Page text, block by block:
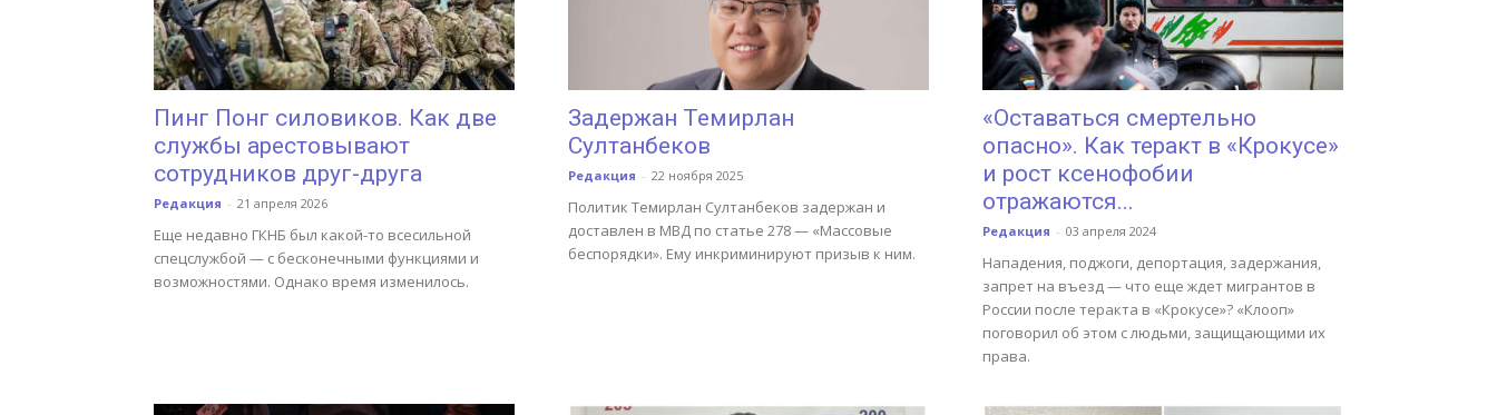
Пинг Понг силовиков. Как две
службы арестовывают
сотрудников друг-друга
Редакция - 21 апреля 2026
Еще недавно ГКНБ был какой-то всесильной
спецслужбой — с бесконечными функциями и
возможностями. Однако время изменилось.
Задержан Темирлан
Султанбеков
Редакция - 22 ноября 2025
Политик Темирлан Султанбеков задержан и
доставлен в МВД по статье 278 — «Массовые
беспорядки». Ему инкриминируют призыв к ним.
«Оставаться смертельно
опасно». Как теракт в «Крокусе»
и рост ксенофобии
отражаются...
Редакция - 03 апреля 2024
Нападения, поджоги, депортация, задержания,
запрет на въезд — что еще ждет мигрантов в
России после теракта в «Крокусе»? «Клооп»
поговорил об этом с людьми, защищающими их
права.